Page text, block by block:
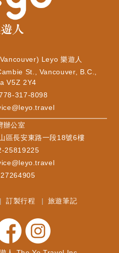
Leyo 樂遊人
St., Vancouver, B.C.,
V5Z 2Y4
317-8098
辦公室
區長安東路一段18號6樓
25819225
訂製行程 旅遊筆記